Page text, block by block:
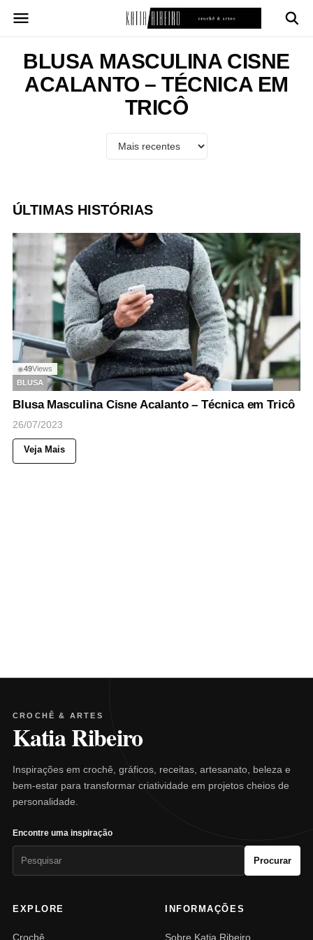
para
conteúdoBLUSA MASCULINA CISNE
ACALANTO – TÉCNICA EM
TRICÔ
ÚLTIMAS HISTÓRIAS
◉49Views
BLUSA
Blusa Masculina Cisne Acalanto – Técnica em Tricô
26/07/2023
Veja Mais
CROCHÊ & ARTES
Katia Ribeiro
Inspirações em crochê, gráficos, receitas, artesanato, beleza e
bem-estar para transformar criatividade em projetos cheios de
personalidade.
Encontre uma inspiração
Procurar
EXPLORE
Crochê
INFORMAÇÕES
Sobre Katia Ribeiro